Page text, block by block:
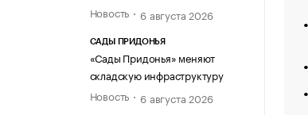
Новость
6 августа 2026
САДЫ ПРИДОНЬЯ
«Сады Придонья» меняют
складскую инфраструктуру
Новость
6 августа 2026